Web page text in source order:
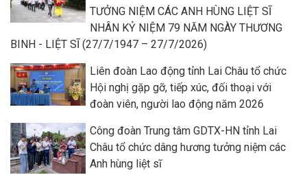
TƯỞNG NIỆM CÁC ANH HÙNG LIỆT SĨ
NHÂN KỶ NIỆM 79 NĂM NGÀY THƯƠNG
BINH - LIỆT SĨ (27/7/1947 – 27/7/2026)
Liên đoàn Lao động tỉnh Lai Châu tổ chức
Hội nghị gặp gỡ, tiếp xúc, đối thoại với
đoàn viên, người lao động năm 2026
Công đoàn Trung tâm GDTX-HN tỉnh Lai
Châu tổ chức dâng hương tưởng niệm các
Anh hùng liệt sĩ